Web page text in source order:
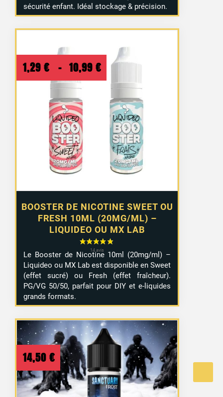
sécurité enfant. Idéal stockage & précision.
BOOSTER DE NICOTINE SWEET OU
FRESH 10ML (20MG/ML) –
LIQUIDEO OU MX LAB
1,29 € – 10,99 €
Plage
de
prix :
1,29 €
10,99 €
Le Booster de Nicotine 10ml (20mg/ml) –
Liquideo ou MX Lab est disponible en Sweet
(effet sucré) ou Fresh (effet fraîcheur).
PG/VG 50/50, parfait pour DIY et e-liquides
grands formats.
14,50 €